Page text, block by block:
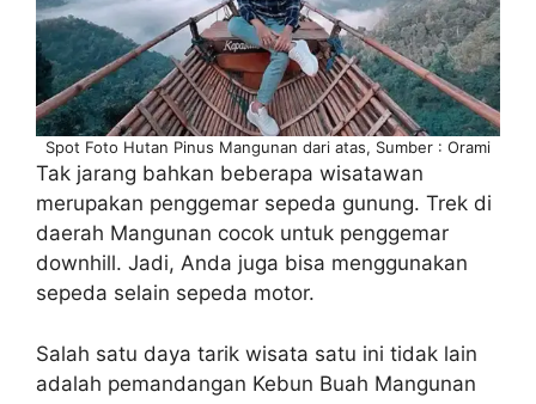
Spot Foto Hutan Pinus Mangunan dari atas, Sumber : Orami
Tak jarang bahkan beberapa wisatawan
merupakan penggemar sepeda gunung. Trek di
daerah Mangunan cocok untuk penggemar
downhill. Jadi, Anda juga bisa menggunakan
sepeda selain sepeda motor.
Salah satu daya tarik wisata satu ini tidak lain
adalah pemandangan Kebun Buah Mangunan